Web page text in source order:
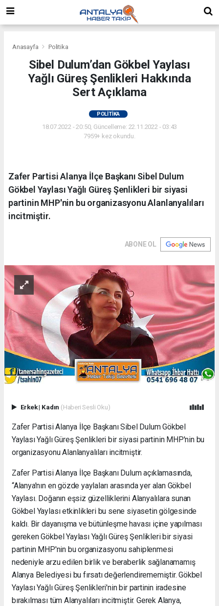
Anasayfa Politika
Sibel Dulum’dan Gökbel Yaylası
Yağlı Güreş Şenlikleri Hakkında
Sert Açıklama
POLITIKA
18.07.2022 - 20:50, Güncelleme: 22.11.2022 - 03:43
7959+ kez okundu.
Zafer Partisi Alanya İlçe Başkanı Sibel Dulum
Gökbel Yaylası Yağlı Güreş Şenlikleri bir siyasi
partinin MHP'nin bu organizasyonu Alanlanyalıları
incitmiştir.
ABONE OL
Erkek| Kadın (Haberi Sesli Oku)
Zafer Partisi Alanya İlçe Başkanı Sibel Dulum Gökbel
Yaylası Yağlı Güreş Şenlikleri bir siyasi partinin MHP'nin bu
organizasyonu Alanlanyalıları incitmiştir.
Zafer Partisi Alanya İlçe Başkanı Dulum açıklamasında,
“Alanya'nın en gözde yaylaları arasında yer alan Gökbel
Yaylası. Doğanın eşsiz güzelliklerini Alanyalılara sunan
Gökbel Yaylası etkinlikleri bu sene siyasetin gölgesinde
kaldı. Bir dayanışma ve bütünleşme havası içine yapılması
gereken Gökbel Yaylası Yağlı Güreş Şenlikleri bir siyasi
partinin MHP'nin bu organizasyonu sahiplenmesi
nedeniyle arzu edilen birlik ve beraberlik sağlanamamış
Alanya Belediyesi bu fırsatı değerlendirememiştir. Gökbel
Yaylası Yağlı Güreş Şenlikleri'nin bir partinin iradesine
bırakılması tüm Alanyalıları incitmiştir. Gerek Alanya,